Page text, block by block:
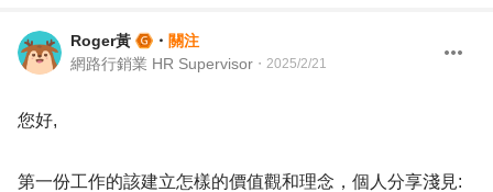
Roger黃 ・ 關注
網路行銷業 HR Supervisor ・ 2025/2/21
您好,
第一份工作的該建立怎樣的價值觀和理念，個人分享淺見: